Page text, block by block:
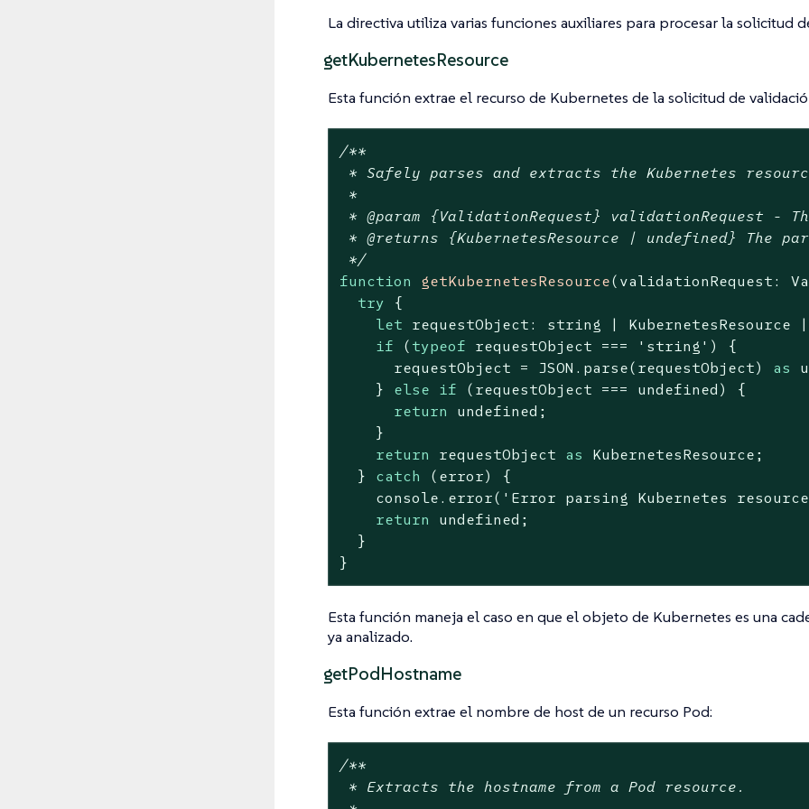
La directiva utiliza varias funciones auxiliares para procesar la solicitud
getKubernetesResource
Esta función extrae el recurso de Kubernetes de la solicitud de
/**
* Safely parses and extracts the Kubernetes
*
* @param {ValidationRequest} validationRequest -
* @returns {KubernetesResource | undefined}
The
*/
function
getKubernetesResource( validationRequest:
try {
let requestObject: string | KubernetesResource |
if ( typeof requestObject === 'string' ) {
      requestObject =
JSON .parse(requestObject) as
    }
else if (requestObject === undefined ) {
return
undefined ;
    }
return
requestObject as
KubernetesResource;
  }
catch
(error) {
console .error( 'Error parsing Kubernetes
return
undefined ;
  }
}
Esta función maneja el caso en que el objeto de Kubernetes es una
ya analizado.
getPodHostname
Esta función extrae el nombre de host de un recurso Pod:
/**
* Extracts the hostname from a Pod resource.